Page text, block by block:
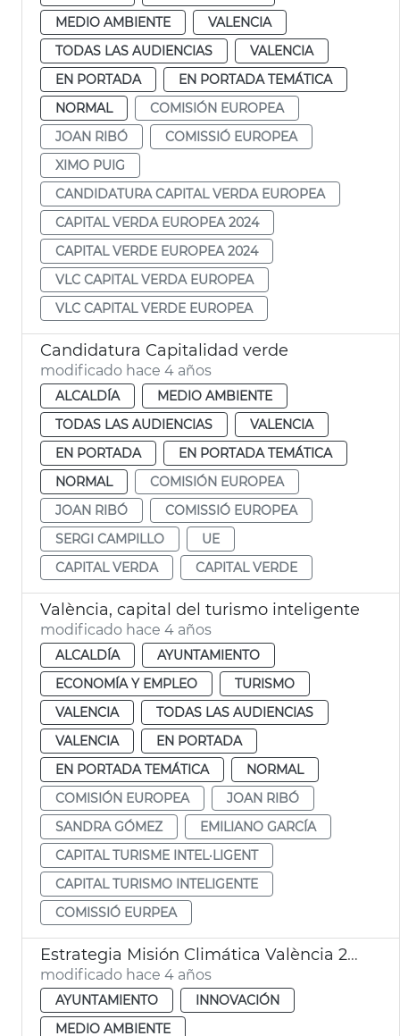
MEDIO AMBIENTE
VALENCIA
TODAS LAS AUDIENCIAS
VALENCIA
EN PORTADA
EN PORTADA TEMÁTICA
NORMAL
COMISIÓN EUROPEA
JOAN RIBÓ
COMISSIÓ EUROPEA
XIMO PUIG
CANDIDATURA CAPITAL VERDA EUROPEA
CAPITAL VERDA EUROPEA 2024
CAPITAL VERDE EUROPEA 2024
VLC CAPITAL VERDA EUROPEA
VLC CAPITAL VERDE EUROPEA
Candidatura Capitalidad verde
modificado hace 4 años
ALCALDÍA
MEDIO AMBIENTE
TODAS LAS AUDIENCIAS
VALENCIA
EN PORTADA
EN PORTADA TEMÁTICA
NORMAL
COMISIÓN EUROPEA
JOAN RIBÓ
COMISSIÓ EUROPEA
SERGI CAMPILLO
UE
CAPITAL VERDA
CAPITAL VERDE
València, capital del turismo inteligente
modificado hace 4 años
ALCALDÍA
AYUNTAMIENTO
ECONOMÍA Y EMPLEO
TURISMO
VALENCIA
TODAS LAS AUDIENCIAS
VALENCIA
EN PORTADA
EN PORTADA TEMÁTICA
NORMAL
COMISIÓN EUROPEA
JOAN RIBÓ
SANDRA GÓMEZ
EMILIANO GARCÍA
CAPITAL TURISME INTEL·LIGENT
CAPITAL TURISMO INTELIGENTE
COMISSIÓ EURPEA
Estrategia Misión Climática València 2030
modificado hace 4 años
AYUNTAMIENTO
INNOVACIÓN
MEDIO AMBIENTE